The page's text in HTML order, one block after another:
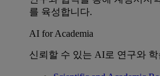
를 육성합니다.
AI for Academia
신뢰할 수 있는 AI로 연구와